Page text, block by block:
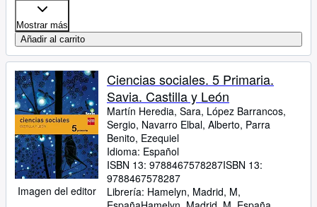
Mostrar más
Añadir al carrito
Imagen del editor
Ciencias sociales. 5 Primaria.
Savia. Castilla y León
Martín Heredia, Sara, López Barrancos,
Sergio, Navarro Elbal, Alberto, Parra
Benito, Ezequiel
Idioma: Español
ISBN 13: 9788467578287ISBN 13:
9788467578287
Librería: Hamelyn, Madrid, M,